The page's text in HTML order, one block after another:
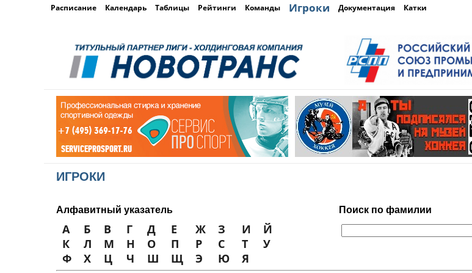
Расписание Календарь Таблицы Рейтинги Команды Игроки Документация Катки
ИГРОКИ
Алфавитный указатель Поиск по фамилии
А Б В Г Д Е Ж З И
Й
К
Л М Н О П Р С Т
У
Ф
Х Ц Ч Ш Щ Э Ю Я